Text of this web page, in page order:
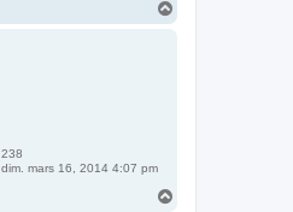
238
dim. mars 16, 2014 4:07 pm